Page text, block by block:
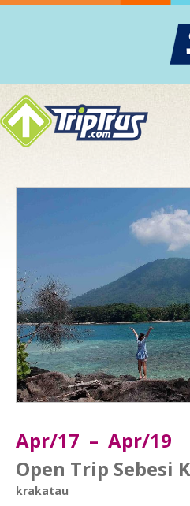
Apr/17 – Apr/19
Open Trip Sebesi
krakatau